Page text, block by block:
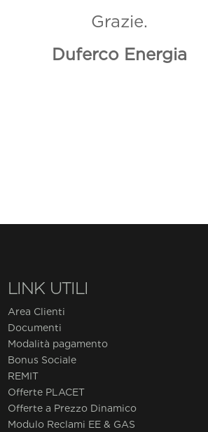
Grazie.
Duferco Energia
LINK UTILI
Area Clienti
Documenti
Modalità pagamento
Bonus Sociale
REMIT
Offerte PLACET
Offerte a Prezzo Dinamico
Modulo Reclami EE & GAS